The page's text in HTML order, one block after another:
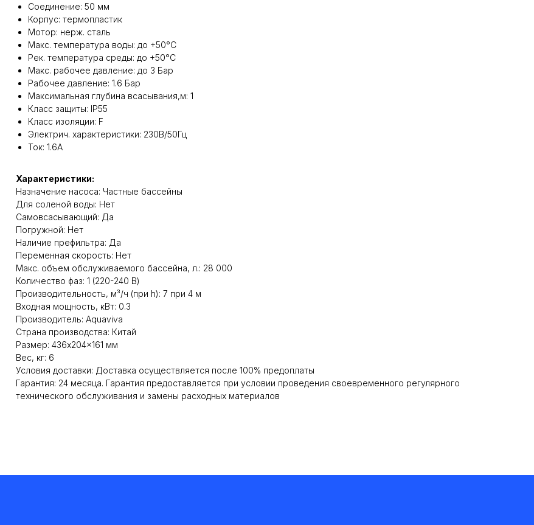
Соединение: 50 мм
Корпус: термопластик
Мотор: нерж. сталь
Макс. температура воды: до +50°C
Рек. температура среды: до +50°C
Макс. рабочее давление: до 3 Бар
Рабочее давление: 1.6 Бар
Максимальная глубина всасывания,м: 1
Класс защиты: IP55
Класс изоляции: F
Электрич. характеристики: 230B/50Гц
Ток: 1.6А
Характеристики:
Назначение насоса: Частные бассейны
Для соленой воды: Нет
Самовсасывающий: Да
Погружной: Нет
Наличие префильтра: Да
Переменная скорость: Нет
Макс. объем обслуживаемого бассейна, л.: 28 000
Количество фаз: 1 (220-240 В)
Производительность, м³/ч (при h): 7 при 4 м
Входная мощность, кВт: 0.3
Производитель: Aquaviva
Cтрана производства: Китай
Размер: 436x204x161 мм
Вес, кг: 6
Условия доставки: Доставка осуществляется после 100% предоплаты
Гарантия: 24 месяца. Гарантия предоставляется при условии проведения своевременного регулярного
технического обслуживания и замены расходных материалов